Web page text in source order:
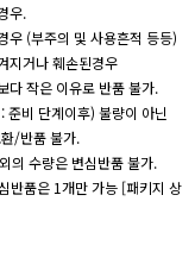
우.
우 (부주의 및 사용흔적 등등)
지거나 훼손된경우
다 작은 이유로 반품 불가.
준비 단계이후) 불량이 아닌
/반품 불가.
의 수량은 변심반품 불가.
반품은 1개만 가능 [패키지 상